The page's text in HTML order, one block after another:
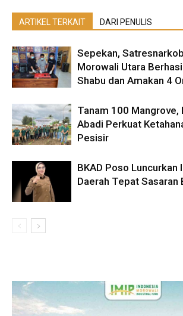
ARTIKEL TERKAIT DARI PENULIS
Sepekan,
Morowali Utara
Shabu dan Amakan 4
Tanam 100 Mangrove,
Abadi Perkuat
Pesisir
BKAD Poso Luncurkan
Daerah Tepat Sasaran